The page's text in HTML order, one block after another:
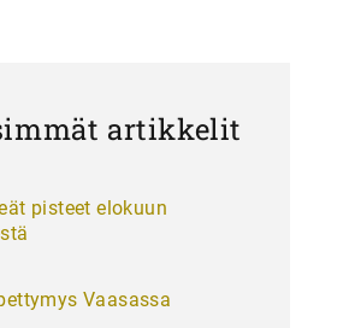
artikkelit
pisteet elokuun
Vaasassa